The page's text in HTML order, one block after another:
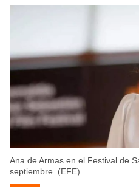
Ana de Armas en el Festival de
septiembre. (EFE)